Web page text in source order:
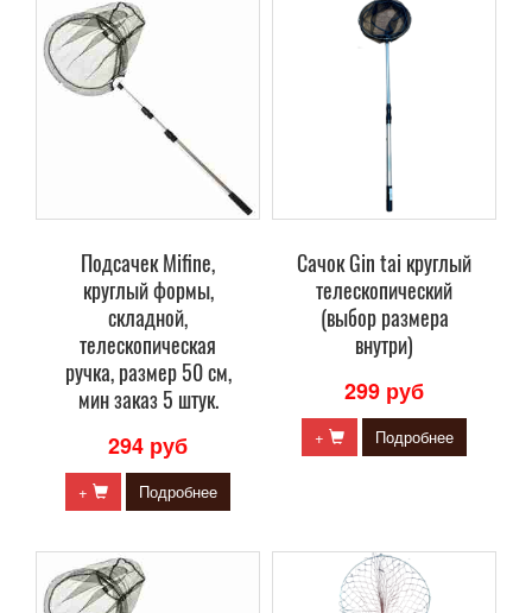
Подсачек Mifine,
круглый формы,
складной,
телескопическая
ручка, размер 50 см,
мин заказ 5 штук.
294 руб
+ Подробнее
Сачок Gin tai круглый
телескопический
(выбор размера
внутри)
299 руб
+ Подробнее